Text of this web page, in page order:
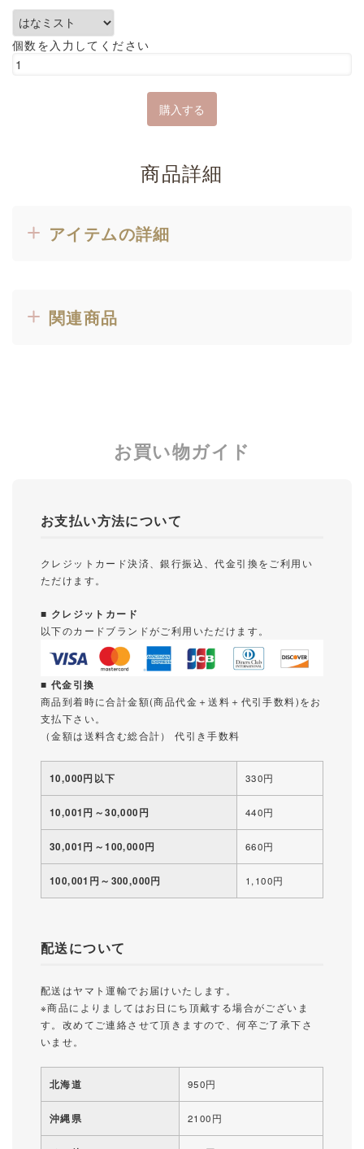
個数を入力してください
商品詳細
アイテムの詳細
関連商品
お買い物ガイド
お支払い方法について
クレジットカード決済、銀行振込、代金引換をご利用い
ただけます。
■ クレジットカード
以下のカードブランドがご利用いただけます。
■ 代金引換
商品到着時に合計金額(商品代金＋送料＋代引手数料)をお
支払下さい。
（金額は送料含む総合計） 代引き手数料
10,000円以下 330円
10,001円～30,000円 440円
30,001円～100,000円 660円
100,001円～300,000円 1,100円
配送について
配送はヤマト運輸でお届けいたします。
※商品によりましてはお日にち頂戴する場合がございま
す。改めてご連絡させて頂きますので、何卒ご了承下さ
いませ。
北海道 950円
沖縄県 2100円